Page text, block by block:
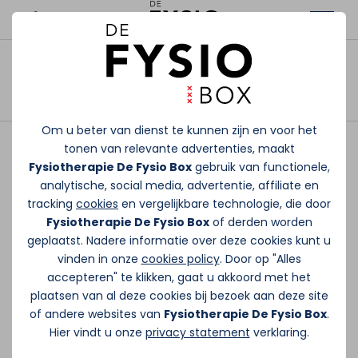
Om u beter van dienst te kunnen zijn en voor het
tonen van relevante advertenties, maakt
Fysiotherapie De Fysio Boxgebruik van functionele,
analytische, social media, advertentie, affiliate en
tracking cookies en vergelijkbare technologie, die door
Fysiotherapie De Fysio Boxof derden worden
geplaatst. Nadere informatie over deze cookies kunt u
vinden in onze cookies policy. Door op "Alles
accepteren" te klikken, gaat u akkoord met het
plaatsen van al deze cookies bij bezoek aan deze site
of andere websites van Fysiotherapie De Fysio Box.
Hier vindt u onze privacy statement verklaring.
Afspraak maken
Sandra - Administratief
Hoi, ik ben Sandra. Sinds kort werk ik bij De
Fysio Box als administratief medewerker.
Sport speelt al jarenlang een grote rol in
mijn leven — ik fitness zelf veel en verdiep
me steeds meer in voeding, beweging en
mindset. Ik ben blij dat ik onderdeel mag zijn
van zo’n mooie sportschool en fysiopraktijk.
Locatie en werkzaamheden